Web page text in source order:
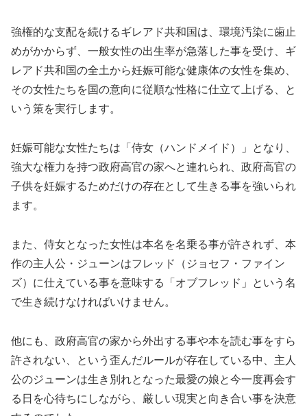
強権的な支配を続けるギレアド共和国は、環境汚染に歯止
めがかからず、一般女性の出生率が急落した事を受け、ギ
レアド共和国の全土から妊娠可能な健康体の女性を集め、
その女性たちを国の意向に従順な性格に仕立て上げる、と
いう策を実行します。
妊娠可能な女性たちは「侍女（ハンドメイド）」となり、
強大な権力を持つ政府高官の家へと連れられ、政府高官の
子供を妊娠するためだけの存在として生きる事を強いられ
ます。
また、侍女となった女性は本名を名乗る事が許されず、本
作の主人公・ジューンはフレッド（ジョセフ・ファイン
ズ）に仕えている事を意味する「オブフレッド」という名
で生き続けなければいけません。
他にも、政府高官の家から外出する事や本を読む事をすら
許されない、という歪んだルールが存在している中、主人
公のジューンは生き別れとなった最愛の娘と今一度再会す
る日を心待ちにしながら、厳しい現実と向き合い事を決意